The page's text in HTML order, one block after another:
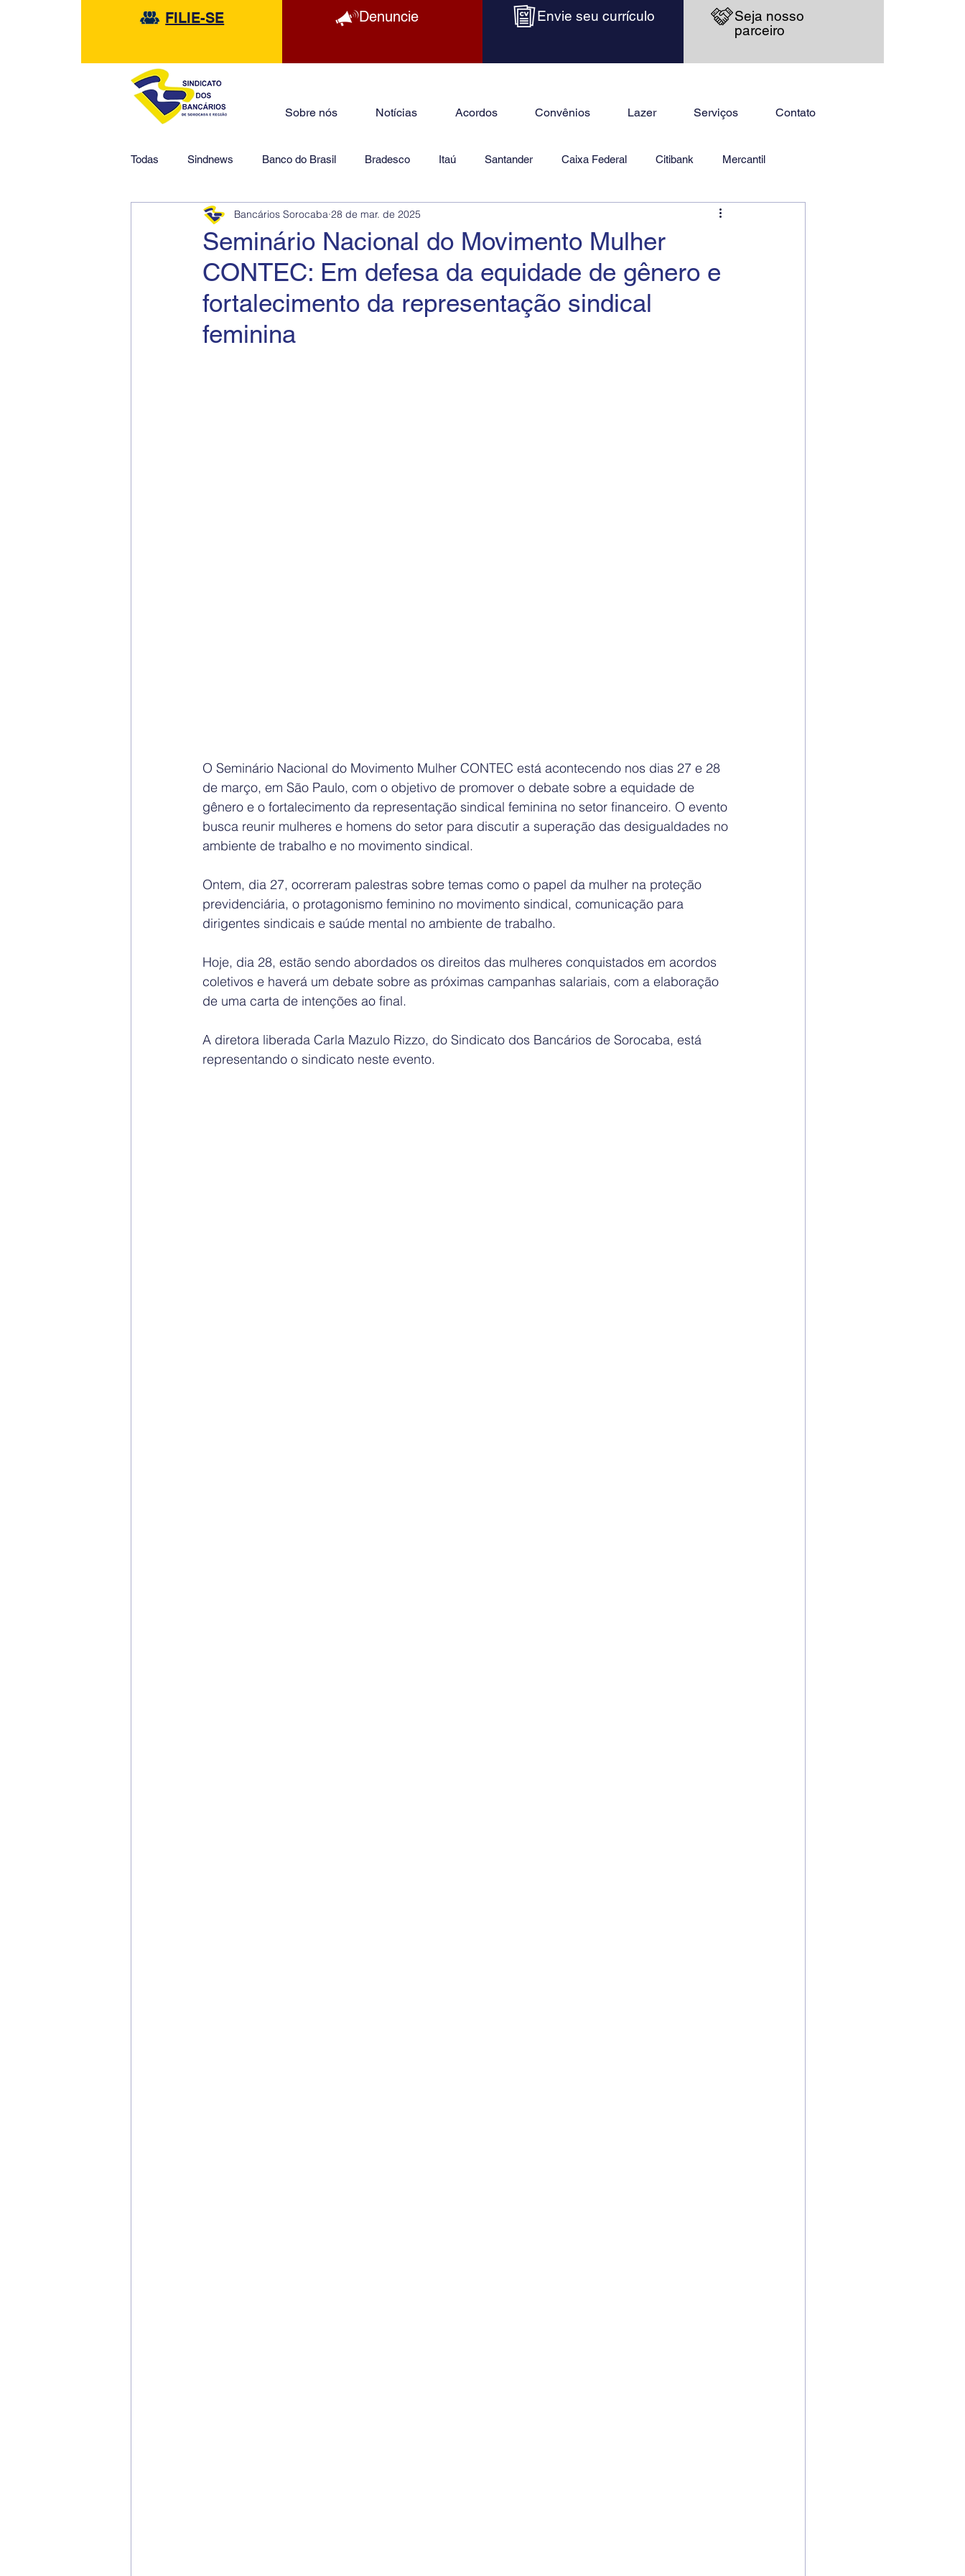
FILIE-SE Denuncie Envie seu currículo
Seja nosso
parceiro
Sobre nós Notícias Acordos Convênios Lazer Serviços Contato
Todas Sindnews Banco do Brasil Bradesco Itaú Santander Caixa Federal Citibank Mercantil
HSBC Financeiras Jurídico
Seminário Nacional do Movimento Mulher
CONTEC: Em defesa da equidade de gênero e
fortalecimento da representação sindical
feminina
Bancários Sorocaba 28 de mar. de 2025
O Seminário Nacional do Movimento Mulher CONTEC está acontecendo nos dias 27 e 28
de março, em São Paulo, com o objetivo de promover o debate sobre a equidade de
gênero e o fortalecimento da representação sindical feminina no setor financeiro. O evento
busca reunir mulheres e homens do setor para discutir a superação das desigualdades no
ambiente de trabalho e no movimento sindical.
Ontem, dia 27, ocorreram palestras sobre temas como o papel da mulher na proteção
previdenciária, o protagonismo feminino no movimento sindical, comunicação para
dirigentes sindicais e saúde mental no ambiente de trabalho.
Hoje, dia 28, estão sendo abordados os direitos das mulheres conquistados em acordos
coletivos e haverá um debate sobre as próximas campanhas salariais, com a elaboração
de uma carta de intenções ao final.
A diretora liberada Carla Mazulo Rizzo, do Sindicato dos Bancários de Sorocaba, está
representando o sindicato neste evento.